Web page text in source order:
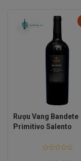
Rượu Vang Bandete
Primitivo Salento